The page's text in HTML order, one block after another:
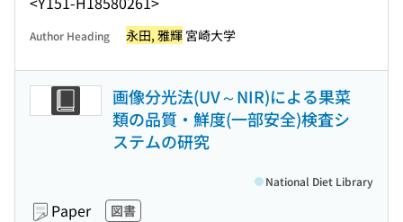
Author Heading 永田, 雅輝 宮崎大学
画像分光法(UV～NIR)による果菜
類の品質・鮮度(一部安全)検査シ
ステムの研究
Paper 図書
National Diet Library